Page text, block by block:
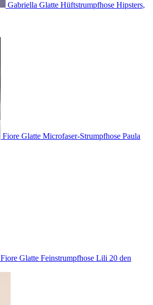
Gabriella Glatte Hüftstrumpfhose Hipsters,
Fiore Glatte Microfaser-Strumpfhose Paula
Fiore Glatte Feinstrumpfhose Lili 20 den